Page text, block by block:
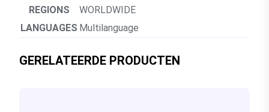
REGIONS
WORLDWIDE
LANGUAGES Multilanguage
GERELATEERDE PRODUCTEN